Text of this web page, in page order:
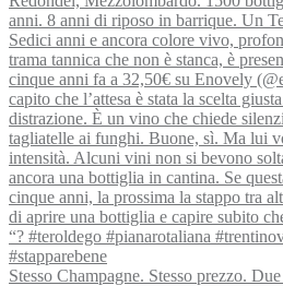
Stesso Champagne. Stesso prezzo.